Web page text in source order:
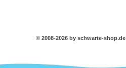
© 2008-2026 by schwarte-shop.de